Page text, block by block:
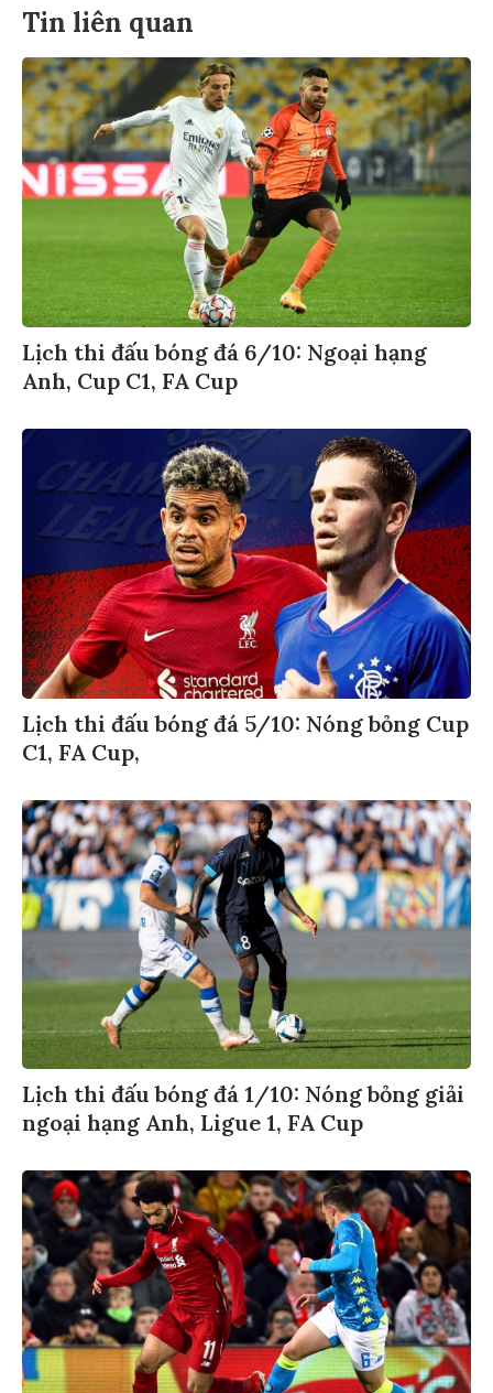
Tin liên quan
Lịch thi đấu bóng đá 6/10: Ngoại hạng
Anh, Cup C1, FA Cup
Lịch thi đấu bóng đá 5/10: Nóng bỏng Cup
C1, FA Cup,
Lịch thi đấu bóng đá 1/10: Nóng bỏng giải
ngoại hạng Anh, Ligue 1, FA Cup